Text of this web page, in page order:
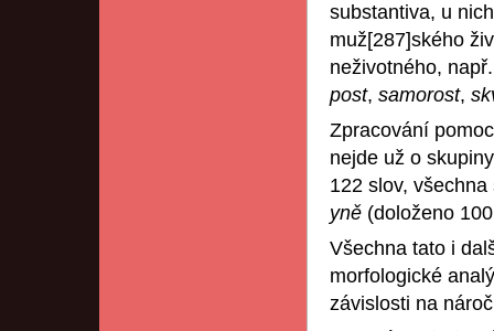
substantiva, u
muž[287]ského
neživotného,
post, samorost,
Zpracování
nejde už o
122 slov,
yně (doloženo
Všechna tato i
morfologické
závislosti na